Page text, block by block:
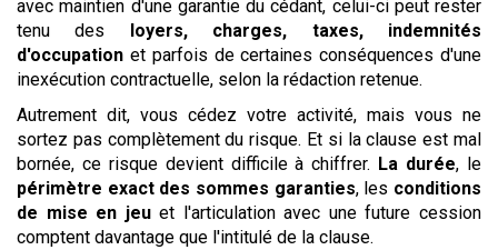
avec maintien d'une garantie du cédant, celui-ci peut rester
tenu des
loyers, charges, taxes, indemnités
d'occupation et parfois de certaines conséquences d'une
inexécution contractuelle, selon la rédaction retenue.
Autrement dit, vous cédez votre activité, mais vous ne
sortez pas complètement du risque. Et si la clause est mal
bornée, ce risque devient difficile à chiffrer. La durée, le
périmètre exact des sommes garanties, les conditions
de mise en jeuet l'articulation avec une future cession
comptent davantage que l'intitulé de la clause.